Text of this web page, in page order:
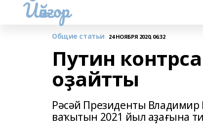
Йәйғор
Общие статьи 24 НОЯБРЯ 2020, 06:32
Путин
оҙайтты
Рәсәй Президенты
ваҡытын 2021 йыл аҙағына